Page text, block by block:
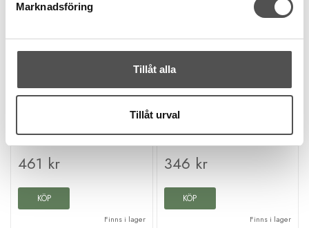
Marknadsföring
Tillåt alla
Tillåt urval
Brother Kantbandsvikare
justerbar F071
För snedslåband 10-40 mm
Passar de flesta Brother
461 kr
KÖP
Finns i lager
Brother
Brother rullpressarfot
F066
För plast och skinn
Passar de flesta Brother
346 kr
KÖP
Finns i lager